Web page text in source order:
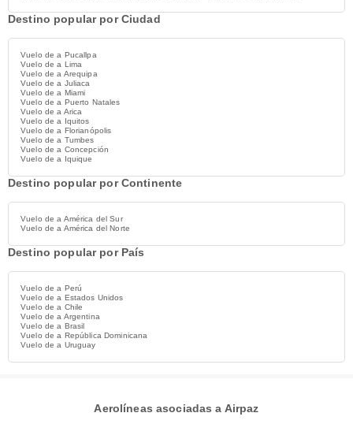
Destino popular por Ciudad
Vuelo de a Pucallpa
Vuelo de a Lima
Vuelo de a Arequipa
Vuelo de a Juliaca
Vuelo de a Miami
Vuelo de a Puerto Natales
Vuelo de a Arica
Vuelo de a Iquitos
Vuelo de a Florianópolis
Vuelo de a Tumbes
Vuelo de a Concepción
Vuelo de a Iquique
Destino popular por Continente
Vuelo de a América del Sur
Vuelo de a América del Norte
Destino popular por País
Vuelo de a Perú
Vuelo de a Estados Unidos
Vuelo de a Chile
Vuelo de a Argentina
Vuelo de a Brasil
Vuelo de a República Dominicana
Vuelo de a Uruguay
Aerolíneas asociadas a Airpaz